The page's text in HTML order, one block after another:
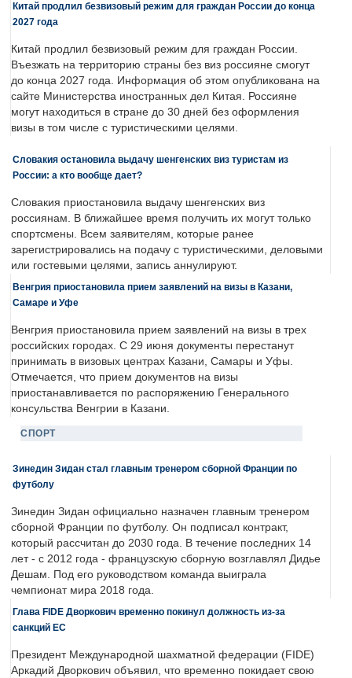
Китай продлил безвизовый режим для граждан России до конца
2027 года
Китай продлил безвизовый режим для граждан России.
Въезжать на территорию страны без виз россияне смогут
до конца 2027 года. Информация об этом опубликована на
сайте Министерства иностранных дел Китая. Россияне
могут находиться в стране до 30 дней без оформления
визы в том числе с туристическими целями.
Словакия остановила выдачу шенгенских виз туристам из
России: а кто вообще дает?
Словакия приостановила выдачу шенгенских виз
россиянам. В ближайшее время получить их могут только
спортсмены. Всем заявителям, которые ранее
зарегистрировались на подачу с туристическими, деловыми
или гостевыми целями, запись аннулируют.
Венгрия приостановила прием заявлений на визы в Казани,
Самаре и Уфе
Венгрия приостановила прием заявлений на визы в трех
российских городах. С 29 июня документы перестанут
принимать в визовых центрах Казани, Самары и Уфы.
Отмечается, что прием документов на визы
приостанавливается по распоряжению Генерального
консульства Венгрии в Казани.
СПОРТ
Зинедин Зидан стал главным тренером сборной Франции по
футболу
Зинедин Зидан официально назначен главным тренером
сборной Франции по футболу. Он подписал контракт,
который рассчитан до 2030 года. В течение последних 14
лет - с 2012 года - французскую сборную возглавлял Дидье
Дешам. Под его руководством команда выиграла
чемпионат мира 2018 года.
Глава FIDE Дворкович временно покинул должность из-за
санкций ЕС
Президент Международной шахматной федерации (FIDE)
Аркадий Дворкович объявил, что временно покидает свою